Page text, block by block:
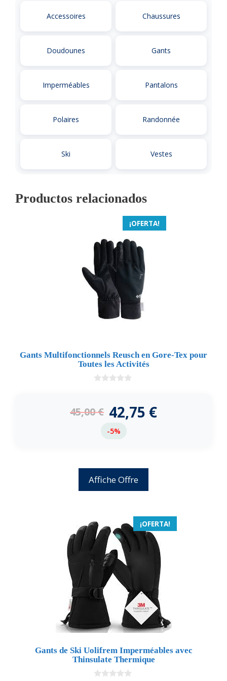
Accessoires Chaussures
Doudounes Gants
Imperméables Pantalons
Polaires Randonnée
Ski Vestes
Productos relacionados
¡OFERTA!
Gants Multifonctionnels Reusch en Gore-Tex pour
Toutes les Activités
5
45,00€ 42,75 €
-5%
Affiche Offre
¡OFERTA!
Gants de Ski Uolifrem Imperméables avec
Thinsulate Thermique